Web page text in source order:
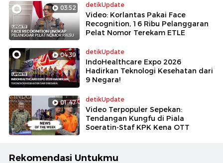
03:52 detikUpdate
Video: Korlantas Pakai Face
Recognition, 16 Ribu Pelanggaran
Pelat Nomor Terekam ETLE
04:39 detikUpdate
IndoHealthcare Expo 2026
Hadirkan Teknologi Kesehatan dari
9 Negara!
01:47 detikUpdate
Video Terpopuler Sepekan:
Tendangan Kungfu di Piala
Soeratin-Staf KPK Kena OTT
Rekomendasi Untukmu